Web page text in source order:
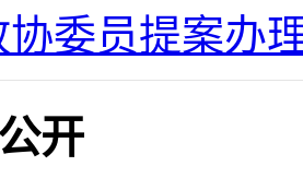
协委员提案办
开